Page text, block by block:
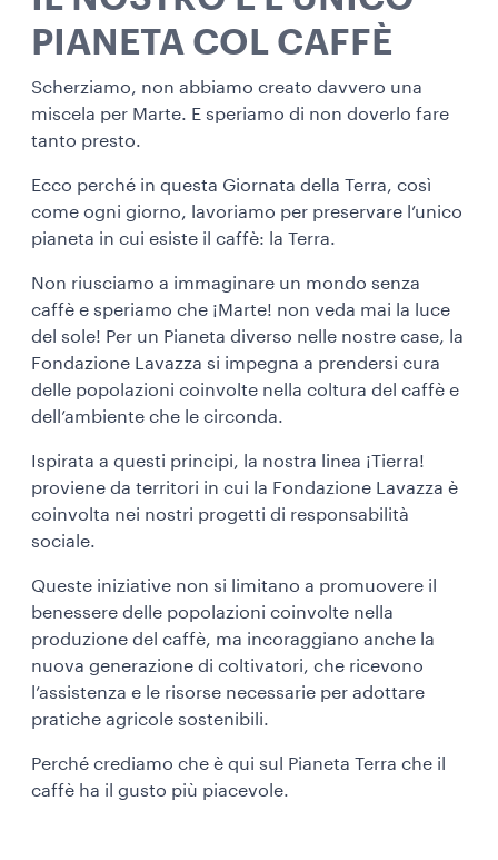
PIANETA COL CAFFÈ
Scherziamo, non abbiamo creato davvero una
miscela per Marte. E speriamo di non doverlo fare
tanto presto.
Ecco perché in questa Giornata della Terra, così
come ogni giorno, lavoriamo per preservare l’unico
pianeta in cui esiste il caffè: la Terra.
Non riusciamo a immaginare un mondo senza
caffè e speriamo che ¡Marte! non veda mai la luce
del sole! Per un Pianeta diverso nelle nostre case, la
Fondazione Lavazza si impegna a prendersi cura
delle popolazioni coinvolte nella coltura del caffè e
dell’ambiente che le circonda.
Ispirata a questi principi, la nostra linea ¡Tierra!
proviene da territori in cui la Fondazione Lavazza è
coinvolta nei nostri progetti di responsabilità
sociale.
Queste iniziative non si limitano a promuovere il
benessere delle popolazioni coinvolte nella
produzione del caffè, ma incoraggiano anche la
nuova generazione di coltivatori, che ricevono
l’assistenza e le risorse necessarie per adottare
pratiche agricole sostenibili.
Perché crediamo che è qui sul Pianeta Terra che il
caffè ha il gusto più piacevole.